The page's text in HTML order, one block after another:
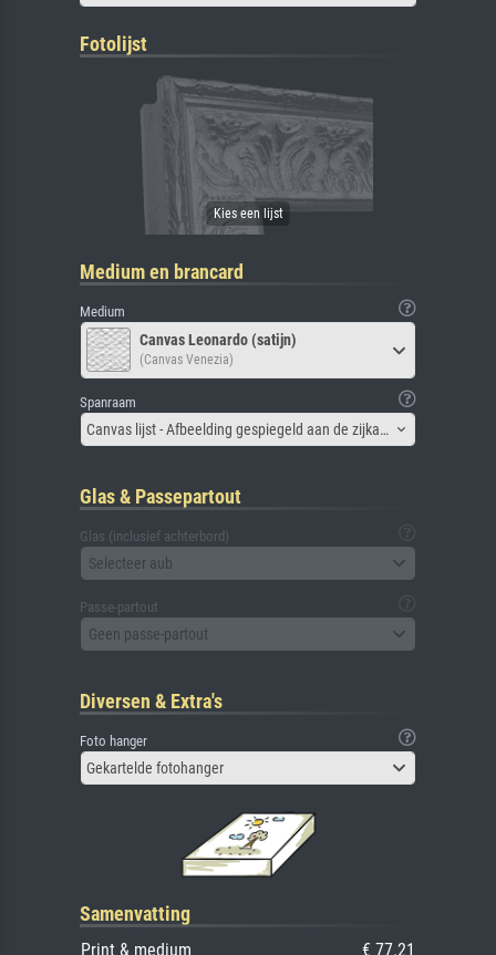
Fotolijst
Medium en brancard
Medium
Canvas Leonardo (satijn)
(Canvas Venezia)
Spanraam
Canvas lijst - Afbeelding gespiegeld aan de zijkant
Glas & Passepartout
Glas (inclusief achterbord)
Selecteer aub
Passe-partout
Geen passe-partout
Diversen & Extra's
Foto hanger
Gekartelde fotohanger
Samenvatting
Print & medium € 77.21